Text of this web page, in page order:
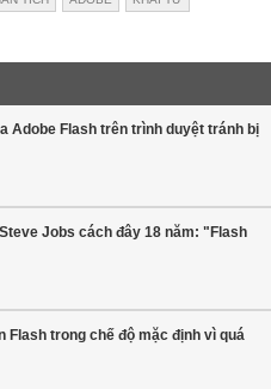
Adobe Flash trên trình duyệt tránh bị
Jobs cách đây 18 năm: "Flash
Flash trong chế độ mặc định vì quá